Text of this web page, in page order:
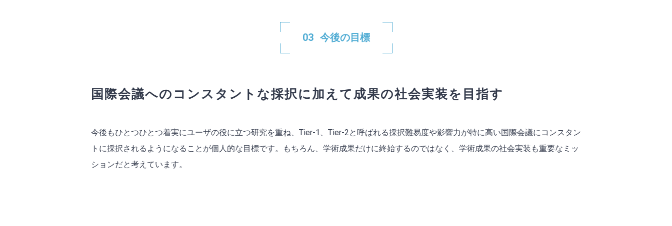
今後の目標
国際会議へのコンスタントな採択に加えて成果の社会実装を目指す
今後もひとつひとつ着実にユーザの役に立つ研究を重ね、Tier-1、Tier-2と呼ばれる採択難易度や影響力が特に高い国際会議にコンスタン
トに採択されるようになることが個人的な目標です。もちろん、学術成果だけに終始するのではなく、学術成果の社会実装も重要なミッ
ションだと考えています。